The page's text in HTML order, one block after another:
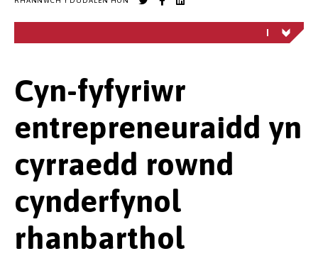
Cyn-fyfyriwr
entrepreneuraidd yn
cyrraedd rownd
cynderfynol
rhanbarthol